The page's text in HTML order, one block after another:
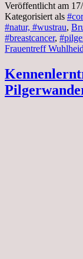
Veröffentlicht am
Kategorisiert als
#natur, #wustrau,
#breastcancer,
Frauentreff